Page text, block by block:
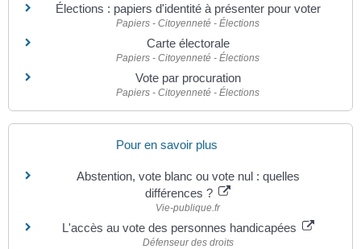
Élections : papiers d'identité à présenter pour voter
Papiers - Citoyenneté - Élections
Carte électorale
Papiers - Citoyenneté - Élections
Vote par procuration
Papiers - Citoyenneté - Élections
Pour en savoir plus
Abstention, vote blanc ou vote nul : quelles
différences ?
Vie-publique.fr
L'accès au vote des personnes handicapées
Défenseur des droits